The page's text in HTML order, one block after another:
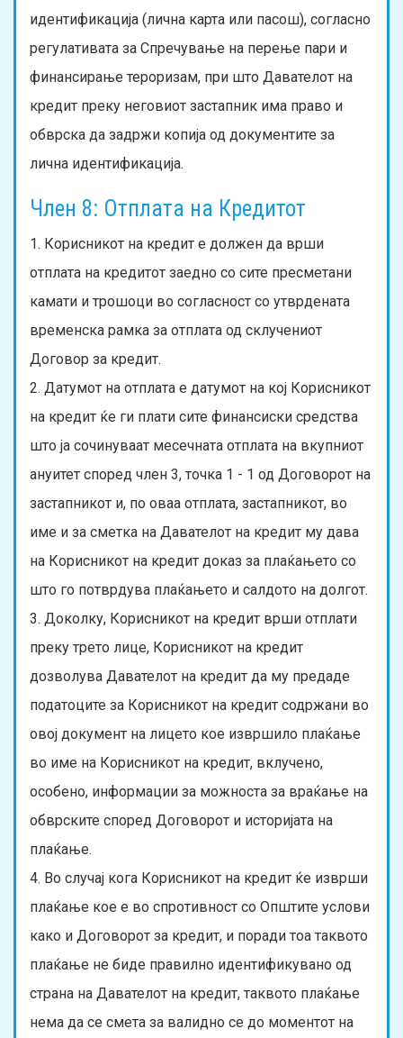
идентификација (лична карта или пасош), согласно
регулативата за Спречување на перење пари и
финансирање тероризам, при што Давателот на
кредит преку неговиот застапник има право и
обврска да задржи копија од документите за
лична идентификација.
Член 8: Отплата на Кредитот
1. Корисникот на кредит е должен да врши
отплата на кредитот заедно со сите пресметани
камати и трошоци во согласност со утврдената
временска рамка за отплата од склучениот
Договор за кредит.
2. Датумот на отплата е датумот на кој Корисникот
на кредит ќе ги плати сите финансиски средства
што ја сочинуваат месечната отплата на вкупниот
ануитет според член 3, точка 1 - 1 од Договорот на
застапникот и, по оваа отплата, застапникот, во
име и за сметка на Давателот на кредит му дава
на Корисникот на кредит доказ за плаќањето со
што го потврдува плаќањето и салдото на долгот.
3. Доколку, Корисникот на кредит врши отплати
преку трето лице, Корисникот на кредит
дозволува Давателот на кредит да му предаде
податоците за Корисникот на кредит содржани во
овој документ на лицето кое извршило плаќање
во име на Корисникот на кредит, вклучено,
особено, информации за можноста за враќање на
обврските според Договорот и историјата на
плаќање.
4. Во случај кога Корисникот на кредит ќе изврши
плаќање кое е во спротивност со Општите услови
како и Договорот за кредит, и поради тоа таквото
плаќање не биде правилно идентификувано од
страна на Давателот на кредит, таквото плаќање
нема да се смета за валидно се до моментот на